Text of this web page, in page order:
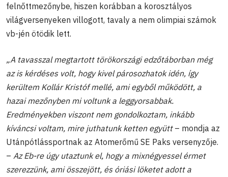
felnőttmezőnybe, hiszen korábban a korosztályos
világversenyeken villogott, tavaly a nem olimpiai számok
vb-jén ötödik lett.
„A tavasszal megtartott törökországi edzőtáborban még
az is kérdéses volt, hogy kivel párosozhatok idén, így
kerültem Kollár Kristóf mellé, ami egyből működött, a
hazai mezőnyben mi voltunk a leggyorsabbak.
Eredményekben viszont nem gondolkoztam, inkább
kíváncsi voltam, mire juthatunk ketten együtt – mondja az
Utánpótlássportnak az Atomerőmű SE Paks versenyzője.
– Az Eb-re úgy utaztunk el, hogy a mixnégyessel érmet
szerezzünk, ami összejött, és óriási löketet adott a